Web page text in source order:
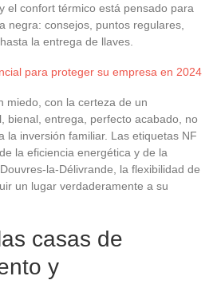
el confort térmico está pensado para
negra: consejos, puntos regulares,
la entrega de llaves.
para proteger su empresa en 2024
miedo, con la certeza de un
bienal, entrega, perfecto acabado, no
la inversión familiar. Las etiquetas NF
la eficiencia energética y de la
la-Délivrande, la flexibilidad de
un lugar verdaderamente a su
casas de
y